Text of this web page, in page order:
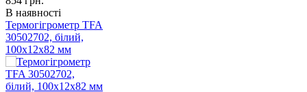
В наявності
Термогігрометр TFA
30502702, білий,
100x12x82 мм